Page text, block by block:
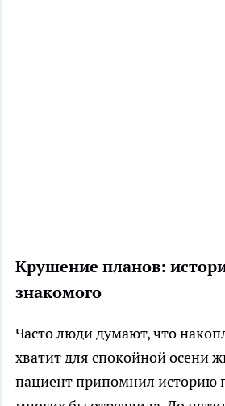
Крушение планов:
знакомого
Часто люди думают, что
хватит для спокойной осени
пациент припомнил историю